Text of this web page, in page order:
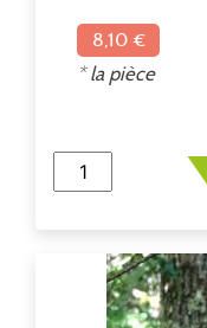
8,10 €
* la pièce